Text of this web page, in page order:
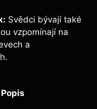
Svědci bývají také
vzpomínají na
a
Popis